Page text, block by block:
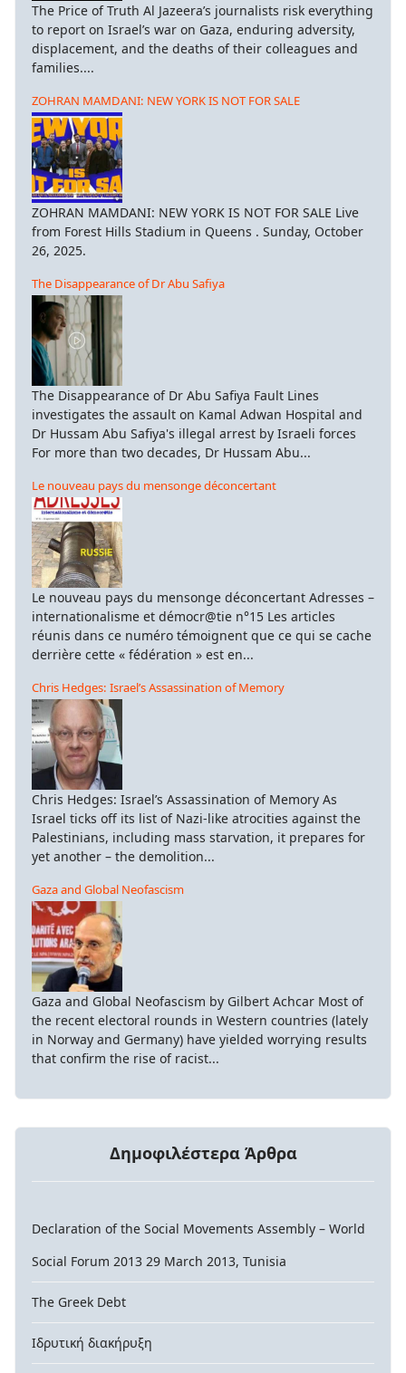
The Price of Truth Al Jazeera’s journalists risk everything
to report on Israel’s war on Gaza, enduring adversity,
displacement, and the deaths of their colleagues and
families....
ZOHRAN MAMDANI: NEW YORK IS NOT FOR SALE
ZOHRAN MAMDANI: NEW YORK IS NOT FOR SALE Live
from Forest Hills Stadium in Queens . Sunday, October
26, 2025.
The Disappearance of Dr Abu Safiya
The Disappearance of Dr Abu Safiya Fault Lines
investigates the assault on Kamal Adwan Hospital and
Dr Hussam Abu Safiya's illegal arrest by Israeli forces
For more than two decades, Dr Hussam Abu...
Le nouveau pays du mensonge déconcertant
Le nouveau pays du mensonge déconcertant Adresses –
internationalisme et démocr@tie n°15 Les articles
réunis dans ce numéro témoignent que ce qui se cache
derrière cette « fédération » est en...
Chris Hedges: Israel’s Assassination of Memory
Chris Hedges: Israel’s Assassination of Memory As
Israel ticks off its list of Nazi-like atrocities against the
Palestinians, including mass starvation, it prepares for
yet another – the demolition...
Gaza and Global Neofascism
Gaza and Global Neofascism by Gilbert Achcar Most of
the recent electoral rounds in Western countries (lately
in Norway and Germany) have yielded worrying results
that confirm the rise of racist...
Δημοφιλέστερα Άρθρα
Declaration of the Social Movements Assembly – World
Social Forum 2013 29 March 2013, Tunisia
The Greek Debt
Ιδρυτική διακήρυξη